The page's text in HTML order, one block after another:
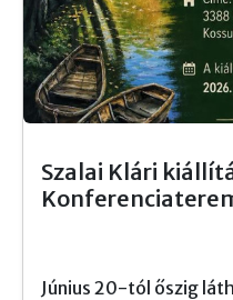
Szalai Klári
Június 20-tól őszig